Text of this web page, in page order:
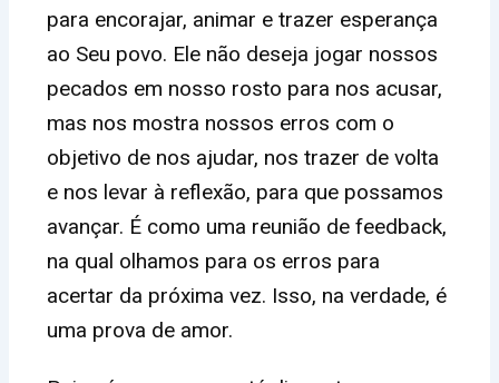
para encorajar, animar e trazer esperança
ao Seu povo. Ele não deseja jogar nossos
pecados em nosso rosto para nos acusar,
mas nos mostra nossos erros com o
objetivo de nos ajudar, nos trazer de volta
e nos levar à reflexão, para que possamos
avançar. É como uma reunião de feedback,
na qual olhamos para os erros para
acertar da próxima vez. Isso, na verdade, é
uma prova de amor.